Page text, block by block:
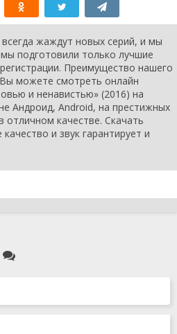
жаждут новых серий, и мы
подготовили только лучшие
Преимущество нашего
можете смотреть онлайн
и ненавистью» (2016) на
Андроид, Android, на престижных
отличном качестве. Скачать
и звук гарантирует и